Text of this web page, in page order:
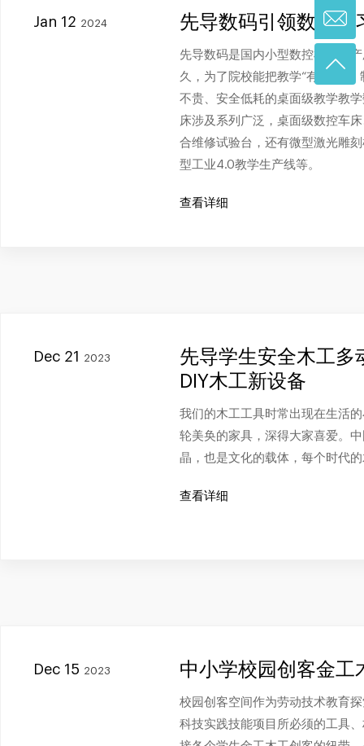
Jan 12 2024 先导数码引领数控实
先导数码是国内小型数控机床生
久，为了院校能把教学“有效化”
不贵、安全低耗的桌面级教学教
床涉及系列广泛，桌面级数控车
合维修试验台，还有微型激光雕
型工业4.0教学生产线等。
查看详细
Dec 21 2023
先导学生安全木工多
DIY木工新设备
我们的木工工具时常出现在生活
轮美奂的家具，深得大家喜爱。
晶，也是文化的载体，每个时代
查看详细
Dec 15 2023 中小学校园创客金工
校园创客空间作为劳动技术教育
科技实践技能项目所必须的工具